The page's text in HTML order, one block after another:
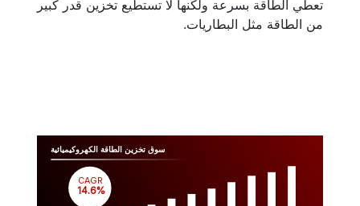
تعطي الطاقة بسرعة ولكنها لا تستطيع تخزين قدر كبير
من الطاقة مثل البطاريات.
سوق تخزين الطاقة الكهروكيميائية
CAGR
14.6%